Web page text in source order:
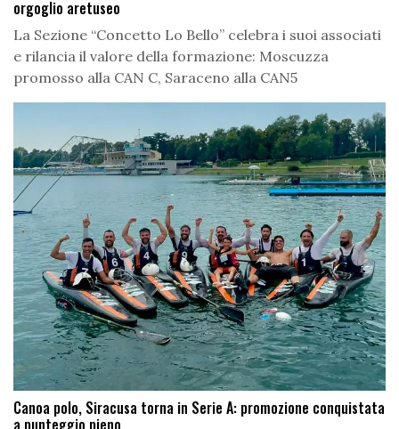
orgoglio aretuseo
La Sezione “Concetto Lo Bello” celebra i suoi associati
e rilancia il valore della formazione: Moscuzza
promosso alla CAN C, Saraceno alla CAN5
Canoa polo, Siracusa torna in Serie A: promozione conquistata
a punteggio pieno